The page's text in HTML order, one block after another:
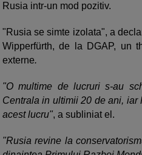
Rusia intr-un mod pozitiv.
"Rusia se simte izolata", a
Wipperfürth, de la DGAP, un
externe.
"O multime de lucruri s-au
Centrala in ultimii 20 de ani,
acest lucru", a subliniat el.
"Rusia revine la